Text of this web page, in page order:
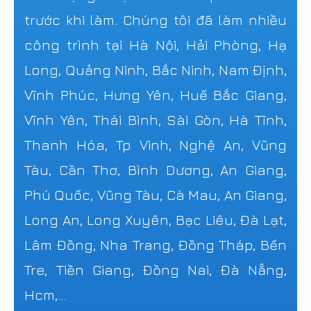
trước khi làm. Chúng tôi đã làm nhiều
công trình tại Hà Nội, Hải Phòng, Hạ
Long, Quảng Ninh, Bắc Ninh, Nam Định,
Vĩnh Phúc, Hưng Yên, Huế Bắc Giang,
Vĩnh Yên, Thái Bình, Sài Gòn, Hà Tĩnh,
Thanh Hóa, Tp Vinh, Nghệ An, Vũng
Tàu, Cần Thơ, Bình Dương, An Giang,
Phú Quốc, Vũng Tàu, Cà Mau, An Giang,
Long An, Long Xuyên, Bạc Liêu, Đà Lạt,
Lâm Đồng, Nha Trang, Đồng Tháp, Bến
Tre, Tiền Giang, Đồng Nai, Đà Nẵng,
Hcm,...